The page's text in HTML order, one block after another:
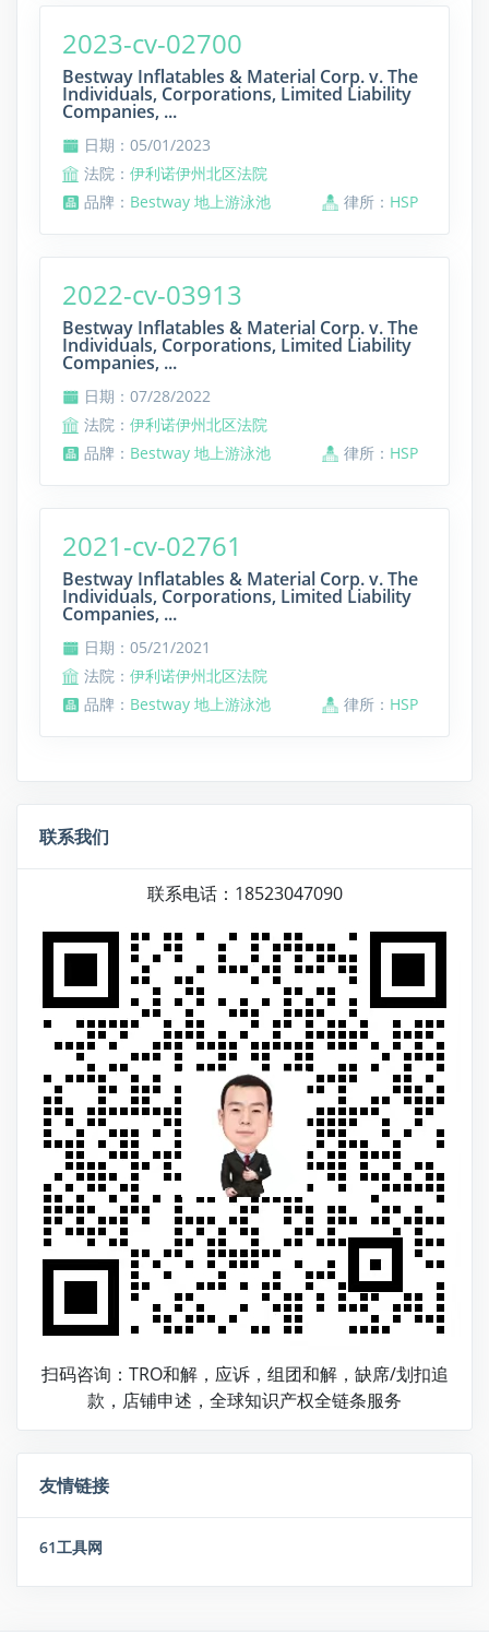
2023-cv-02700
Bestway Inflatables & Material Corp. v. The
Individuals, Corporations, Limited Liability
Companies, ...
日期：05/01/2023
法院： 伊利诺伊州北区法院
品牌： Bestway 地上游泳池 律所： HSP
2022-cv-03913
Bestway Inflatables & Material Corp. v. The
Individuals, Corporations, Limited Liability
Companies, ...
日期：07/28/2022
法院： 伊利诺伊州北区法院
品牌： Bestway 地上游泳池 律所： HSP
2021-cv-02761
Bestway Inflatables & Material Corp. v. The
Individuals, Corporations, Limited Liability
Companies, ...
日期：05/21/2021
法院： 伊利诺伊州北区法院
品牌： Bestway 地上游泳池 律所： HSP
联系我们
联系电话：18523047090
扫码咨询：TRO和解，应诉，组团和解，缺席/划扣追
款，店铺申述，全球知识产权全链条服务
友情链接
61工具网